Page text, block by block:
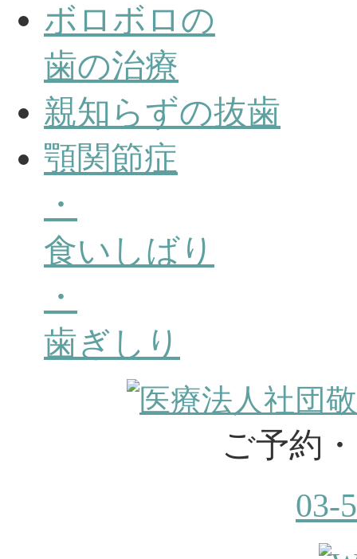
ボロボロの
歯の治療
親知らずの抜歯
顎関節症
・
食いしばり
・
歯ぎしり
ご予約
03-